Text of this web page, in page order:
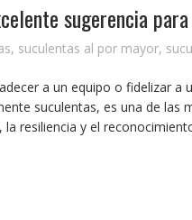
sugerencia
, suculentas al por mayor,
a un equipo o fidelizar
suculentas, es una de
resiliencia y el